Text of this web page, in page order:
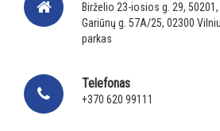
Birželio 23-iosios g. 29,
Gariūnų g. 57A/25, 02300
parkas
Telefonas
+370 620 99111